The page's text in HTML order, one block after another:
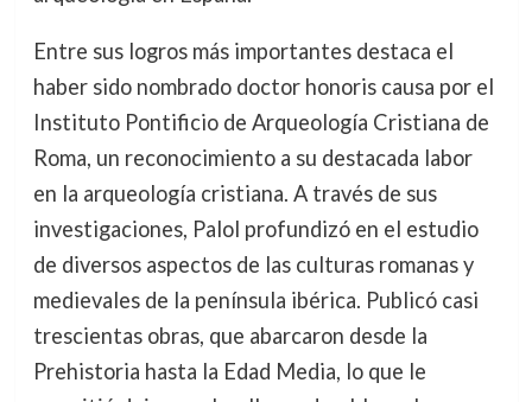
Entre sus logros más importantes destaca el
haber sido nombrado doctor honoris causa por el
Instituto Pontificio de Arqueología Cristiana de
Roma, un reconocimiento a su destacada labor
en la arqueología cristiana. A través de sus
investigaciones, Palol profundizó en el estudio
de diversos aspectos de las culturas romanas y
medievales de la península ibérica. Publicó casi
trescientas obras, que abarcaron desde la
Prehistoria hasta la Edad Media, lo que le